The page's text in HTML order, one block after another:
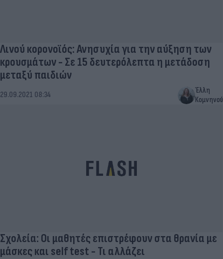
Λινού κορονοϊός: Ανησυχία για την αύξηση των
κρουσμάτων - Σε 15 δευτερόλεπτα η μετάδοση
μεταξύ παιδιών
29.09.2021 08:34
Έλλη
Κομνηνού
Σχολεία: Οι μαθητές επιστρέφουν στα θρανία με
μάσκες και self test - Τι αλλάζει